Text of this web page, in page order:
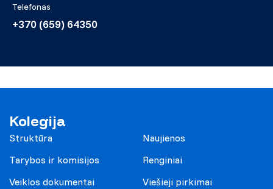
Telefonas
+370 (659) 64350
Kolegija
Struktūra
Tarybos ir komisijos
Veiklos dokumentai
Naujienos
Renginiai
Viešieji pirkimai